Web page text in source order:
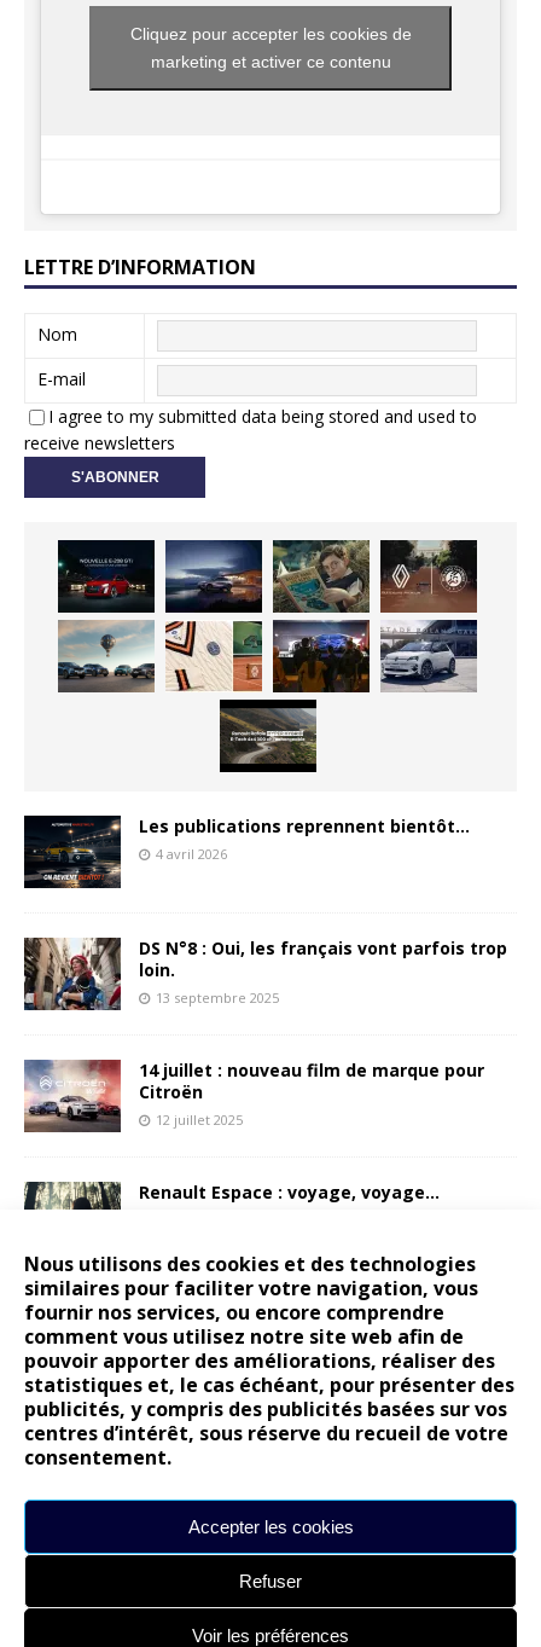
Nous utilisons des cookies et des technologies
similaires pour faciliter votre navigation, vous
fournir nos services, ou encore comprendre
comment vous utilisez notre site web afin de
pouvoir apporter des améliorations, réaliser des
statistiques et, le cas échéant, pour présenter des
publicités, y compris des publicités basées sur vos
centres d’intérêt, sous réserve du recueil de votre
consentement.
Accepter les cookies
Refuser
Voir les préférences
Cliquez pour accepter les cookies de
marketing et activer ce contenu
LETTRE D’INFORMATION
Nom
E-mail
I agree to my submitted data being stored and used to
receive newsletters
Les publications reprennent bientôt…
4 avril 2026
DS N°8 : Oui, les français vont parfois trop
loin.
13 septembre 2025
14 juillet : nouveau film de marque pour
Citroën
12 juillet 2025
Renault Espace : voyage, voyage…
Peugeot E-208 GTi : naissance d’une
légende
17 juin 2025
Les publications reprennent bientôt…
DS N°8 : Oui, les français vont parfois trop loin.
14 juillet : nouveau film de marque pour Citroën